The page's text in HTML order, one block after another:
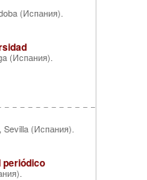
(Испания).
(Испания).
Sevilla (Испания).
periódico
.